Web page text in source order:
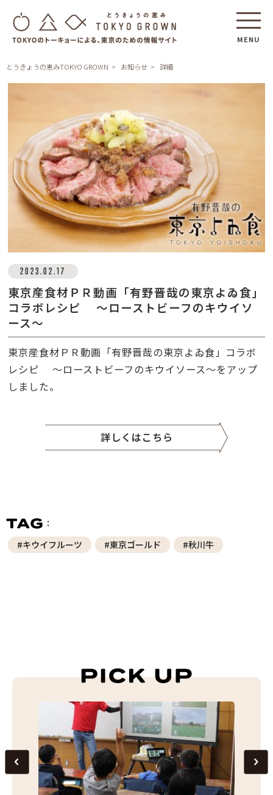
MENU
とうきょうの恵みTOKYO GROWN お知らせ 詳細
2023.02.17
東京産食材ＰＲ動画「有野晋哉の東京よゐ食」
コラボレシピ ～ローストビーフのキウイソ
ース～
東京産食材ＰＲ動画「有野晋哉の東京よゐ食」コラボ
レシピ ～ローストビーフのキウイソース～をアップ
しました。
詳しくはこちら
#キウイフルーツ #東京ゴールド #秋川牛